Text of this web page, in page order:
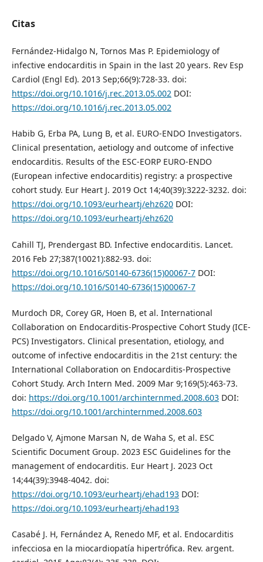
Citas
Fernández-Hidalgo N, Tornos Mas P. Epidemiology of
infective endocarditis in Spain in the last 20 years. Rev Esp
Cardiol (Engl Ed). 2013 Sep;66(9):728-33. doi:
https://doi.org/10.1016/j.rec.2013.05.002DOI:
https://doi.org/10.1016/j.rec.2013.05.002
Habib G, Erba PA, Lung B, et al. EURO-ENDO Investigators.
Clinical presentation, aetiology and outcome of infective
endocarditis. Results of the ESC-EORP EURO-ENDO
(European infective endocarditis) registry: a prospective
cohort study. Eur Heart J. 2019 Oct 14;40(39):3222-3232. doi:
https://doi.org/10.1093/eurheartj/ehz620DOI:
https://doi.org/10.1093/eurheartj/ehz620
Cahill TJ, Prendergast BD. Infective endocarditis. Lancet.
2016 Feb 27;387(10021):882-93. doi:
https://doi.org/10.1016/S0140-6736(15)00067-7DOI:
https://doi.org/10.1016/S0140-6736(15)00067-7
Murdoch DR, Corey GR, Hoen B, et al. International
Collaboration on Endocarditis-Prospective Cohort Study (ICE-
PCS) Investigators. Clinical presentation, etiology, and
outcome of infective endocarditis in the 21st century: the
International Collaboration on Endocarditis-Prospective
Cohort Study. Arch Intern Med. 2009 Mar 9;169(5):463-73.
doi: https://doi.org/10.1001/archinternmed.2008.603DOI:
https://doi.org/10.1001/archinternmed.2008.603
Delgado V, Ajmone Marsan N, de Waha S, et al. ESC
Scientific Document Group. 2023 ESC Guidelines for the
management of endocarditis. Eur Heart J. 2023 Oct
14;44(39):3948-4042. doi:
https://doi.org/10.1093/eurheartj/ehad193DOI:
https://doi.org/10.1093/eurheartj/ehad193
Casabé J. H, Fernández A, Renedo MF, et al. Endocarditis
infecciosa en la miocardiopatía hipertrófica. Rev. argent.